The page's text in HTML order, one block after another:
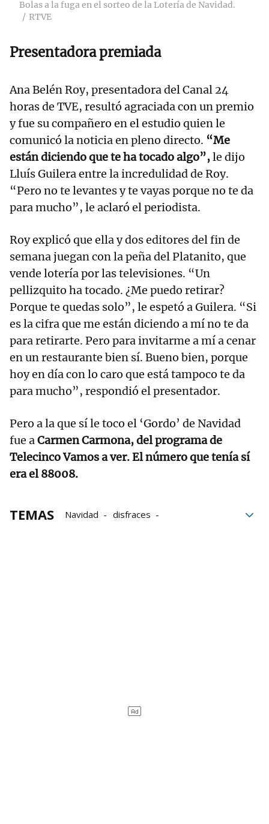
Bolas a la fuga en el sorteo de la Lotería de Navidad.
RTVE
Presentadora premiada
Ana Belén Roy, presentadora del Canal 24
horas de TVE, resultó agraciada con un premio
y fue su compañero en el estudio quien le
comunicó la noticia en pleno directo. “Me
están diciendo que te ha tocado algo”,le dijo
Lluís Guilera entre la incredulidad de Roy.
“Pero no te levantes y te vayas porque no te da
para mucho”, le aclaró el periodista.
Roy explicó que ella y dos editores del fin de
semana juegan con la peña del Platanito, que
vende lotería por las televisiones. “Un
pellizquito ha tocado. ¿Me puedo retirar?
Porque te quedas solo”, le espetó a Guilera. “Si
es la cifra que me están diciendo a mí no te da
para retirarte. Pero para invitarme a mí a cenar
en un restaurante bien sí. Bueno bien, porque
hoy en día con lo caro que está tampoco te da
para mucho”, respondió el presentador.
Pero a la que sí le toco el ‘Gordo’ de Navidad
fue aCarmen Carmona, del programa de
Telecinco Vamos a ver. El número que tenía sí
era el 88008.
TEMAS Navidad
disfraces